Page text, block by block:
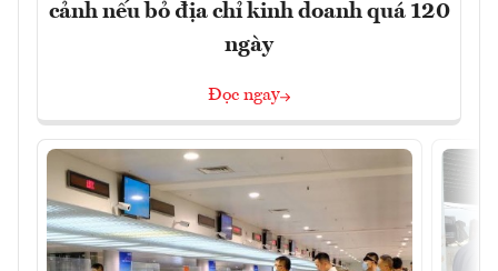
cảnh nếu bỏ địa chỉ kinh doanh quá 120
ngày
Đọc ngay